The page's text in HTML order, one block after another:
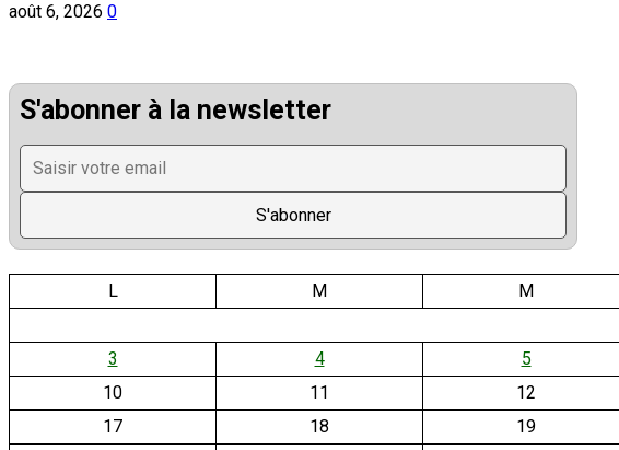
août 6, 2026 0
S'abonner à la newsletter
L
M M
3 4 5
10
11 12
17
18 19